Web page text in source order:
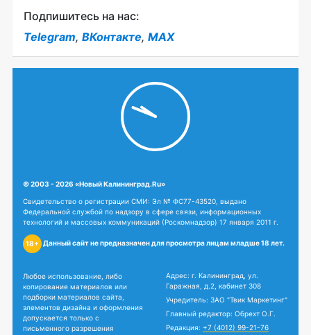
Подпишитесь на нас:
Telegram, ВКонтакте, MAX
© 2003 - 2026 «Новый Калининград.Ru»
Свидетельство о регистрации СМИ: Эл № ФС77-43520, выдано
Федеральной службой по надзору в сфере связи, информационных
технологий и массовых коммуникаций (Роскомнадзор) 17 января 2011 г.
Данный сайт не предназначен для просмотра лицам младше 18 лет.
копирование материалов или
подборки материалов сайта,
элементов дизайна и оформления
допускается только с
правообладателя - ЗАО «Твик
Маркетинг».
«Партнерский материал», «ПМ»,
«PR», «Спецпроект» - публикуются
на правах рекламы.
Сайт newkaliningrad.ru использует
файлы cookie. Продолжая работу
Учредитель: ЗАО "Твик Маркетинг"
Главный редактор: Обрехт О.Г.
news@newkaliningrad.ru
Афиша:afisha@newkaliningrad.ru
Техподдержка:
support@newkaliningrad.ru
Общие вопросы:
info@newkaliningrad.ru